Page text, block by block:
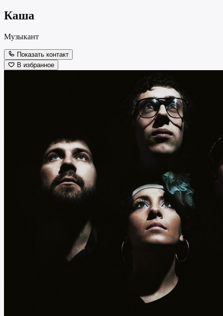
Каша
Музыкант
Показать контакт
В избранное